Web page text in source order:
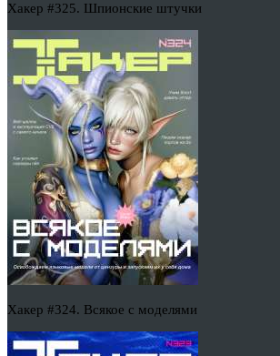
Хакер #325. Шпионские штучки
Хакер #324. Всякое с моделями